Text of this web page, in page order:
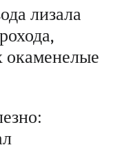
лизала
окаменелые